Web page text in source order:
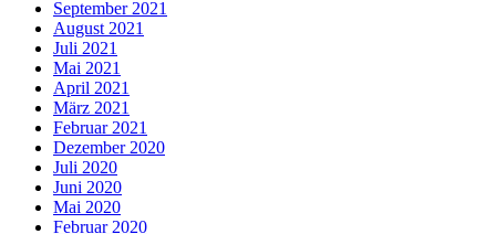
September 2021
August 2021
Juli 2021
Mai 2021
April 2021
März 2021
Februar 2021
Dezember 2020
Juli 2020
Juni 2020
Mai 2020
Februar 2020